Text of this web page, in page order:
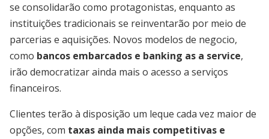
se consolidarão como protagonistas, enquanto as
instituições tradicionais se reinventarão por meio de
parcerias e aquisições. Novos modelos de negocio,
como bancos embarcados e banking as a service,
irão democratizar ainda mais o acesso a serviços
financeiros.
Clientes terão à disposição um leque cada vez maior de
opções, com taxas ainda mais competitivas e